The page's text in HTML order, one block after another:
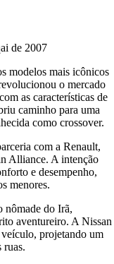
de 2007
modelos mais icônicos
o mercado
as características de
caminho para uma
como crossover.
com a Renault,
Alliance. A intenção
e desempenho,
menores.
nômade do Irã,
aventureiro. A Nissan
veículo, projetando um
ruas.